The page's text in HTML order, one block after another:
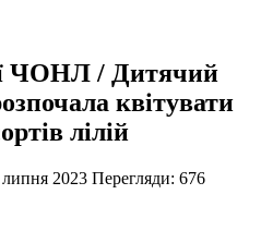
ЧОНЛ / Дитячий
квітувати
лілій
липня 2023 Перегляди: 676